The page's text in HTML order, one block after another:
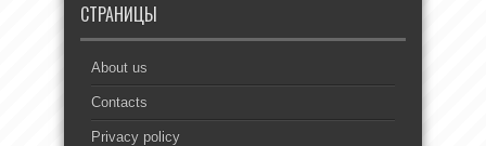
СТРАНИЦЫ
About us
Contacts
Privacy policy